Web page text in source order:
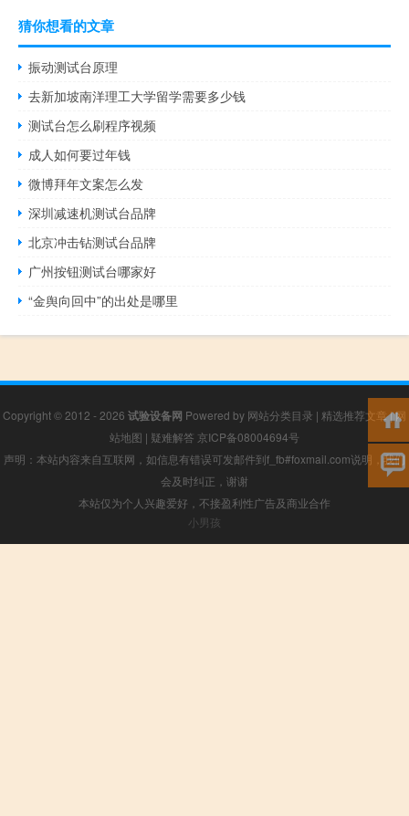
猜你想看的文章
振动测试台原理
去新加坡南洋理工大学留学需要多少钱
测试台怎么刷程序视频
成人如何要过年钱
微博拜年文案怎么发
深圳减速机测试台品牌
北京冲击钻测试台品牌
广州按钮测试台哪家好
“金舆向回中”的出处是哪里
Copyright © 2012 - 2026 试验设备网 Powered by 网站分类目录 | 精选推荐文章|网
站地图 | 疑难解答 京ICP备08004694号
声明：本站内容来自互联网，如信息有错误可发邮件到f_fb#foxmail.com说明，我们
会及时纠正，谢谢
本站仅为个人兴趣爱好，不接盈利性广告及商业合作
小男孩